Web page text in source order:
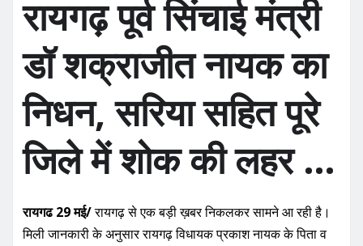
b
o
o
k
r A
p
p
रायगढ़ पूर्व सिंचाई मंत्री
डॉ शक्राजीत नायक का
निधन, सरिया सहित पूरे
जिले में शोक की लहर …
रायगढ 29 मई/रायगढ़ से एक बड़ी ख़बर निकलकर सामने आ रही है।
मिली जानकारी के अनुसार रायगढ़ विधायक प्रकाश नायक के पिता व